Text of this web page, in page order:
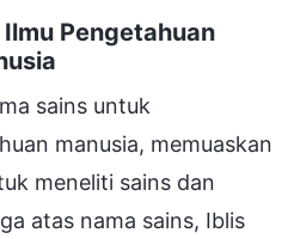
Pengetahuan
sains untuk
manusia, memuaskan
meneliti sains dan
atas nama sains, Iblis